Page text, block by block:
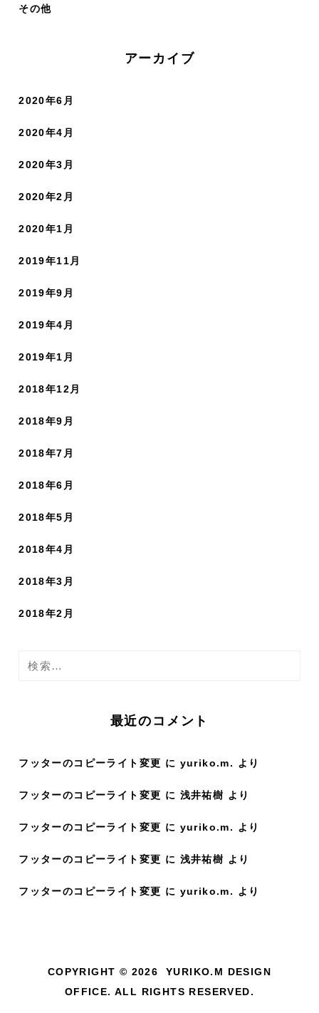
その他
アーカイブ
2020年6月
2020年4月
2020年3月
2020年2月
2020年1月
2019年11月
2019年9月
2019年4月
2019年1月
2018年12月
2018年9月
2018年7月
2018年6月
2018年5月
2018年4月
2018年3月
2018年2月
検
最近のコメント
フッターのコピーライト変更 に yuriko.m. より
フッターのコピーライト変更 に 浅井祐樹 より
フッターのコピーライト変更 に yuriko.m. より
フッターのコピーライト変更 に 浅井祐樹 より
フッターのコピーライト変更 に yuriko.m. より
COPYRIGHT © 2026 YURIKO.M DESIGN
OFFICE. ALL RIGHTS RESERVED.